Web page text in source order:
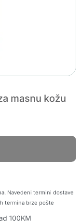
masnu kožu
Navedeni termini dostave
termina brze pošte
100KM